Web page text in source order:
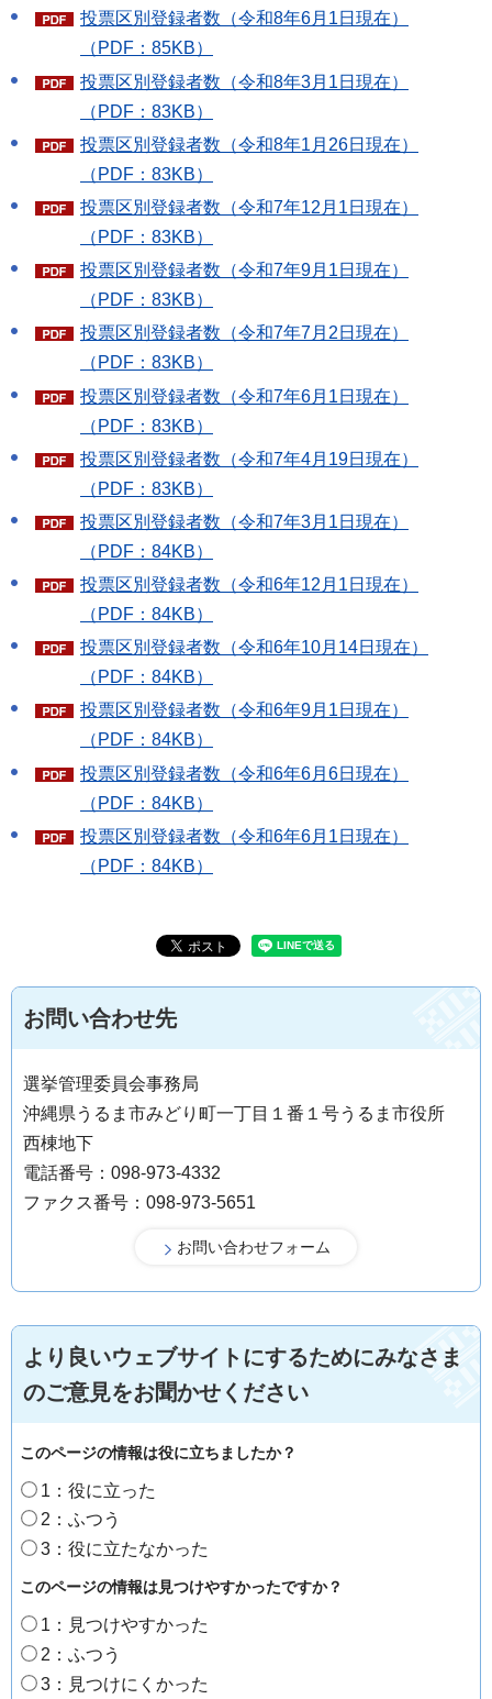
投票区別登録者数（令和8年6月1日現在）
（PDF：85KB）
投票区別登録者数（令和8年3月1日現在）
（PDF：83KB）
投票区別登録者数（令和8年1月26日現在）
（PDF：83KB）
投票区別登録者数（令和7年12月1日現在）
（PDF：83KB）
投票区別登録者数（令和7年9月1日現在）
（PDF：83KB）
投票区別登録者数（令和7年7月2日現在）
（PDF：83KB）
投票区別登録者数（令和7年6月1日現在）
（PDF：83KB）
投票区別登録者数（令和7年4月19日現在）
（PDF：83KB）
投票区別登録者数（令和7年3月1日現在）
（PDF：84KB）
投票区別登録者数（令和6年12月1日現在）
（PDF：84KB）
投票区別登録者数（令和6年10月14日現在）
（PDF：84KB）
投票区別登録者数（令和6年9月1日現在）
（PDF：84KB）
投票区別登録者数（令和6年6月6日現在）
（PDF：84KB）
投票区別登録者数（令和6年6月1日現在）
（PDF：84KB）
お問い合わせ先
選挙管理委員会事務局
沖縄県うるま市みどり町一丁目１番１号うるま市役所
西棟地下
電話番号：098-973-4332
ファクス番号：098-973-5651
より良いウェブサイトにするためにみなさま
のご意見をお聞かせください
このページの情報は役に立ちましたか？
1：役に立った
2：ふつう
3：役に立たなかった
このページの情報は見つけやすかったですか？
1：見つけやすかった
2：ふつう
3：見つけにくかった